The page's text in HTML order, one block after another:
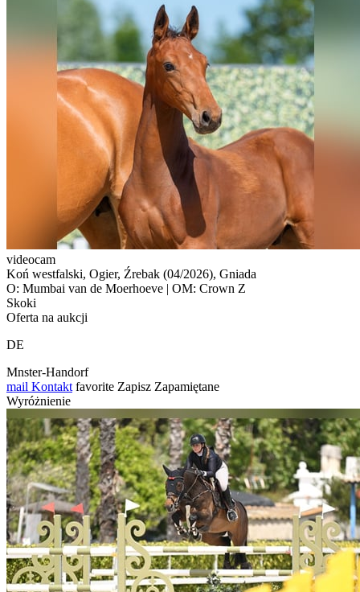
videocam
Koń westfalski, Ogier, Źrebak (04/2026), Gniada
O: Mumbai van de Moerhoeve | OM: Crown Z
Skoki
Oferta na aukcji
DE
Mnster-Handorf
mail Kontakt favorite Zapisz Zapamiętane
Wyróżnienie